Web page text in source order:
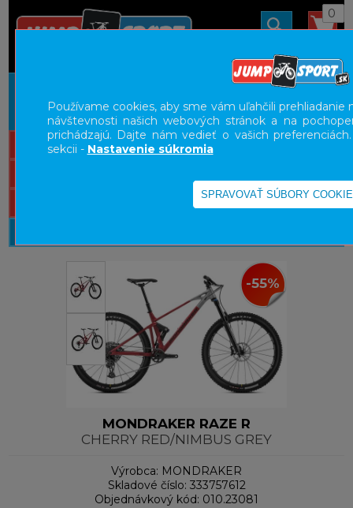
0
HORSKÉ BICYKLE CELOODPRUŽENÉ
UŽÍVATEĽSKÝ PANEL
HLAVNÉ MENU
-55%
MONDRAKER RAZE R
CHERRY RED/NIMBUS GREY
Výrobca: MONDRAKER
Skladové číslo: 333757612
Objednávkový kód: 010.23081
Používame cookies, aby sme vám uľahčili prehliadanie
návštevnosti našich webových stránok a na
prichádzajú. Dajte nám vedieť o vašich
sekcii - Nastavenie súkromia